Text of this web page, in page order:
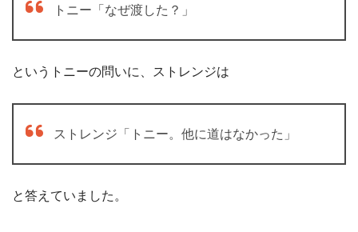
トニー「なぜ渡した？」
というトニーの問いに、ストレンジは
ストレンジ「トニー。他に道はなかった」
と答えていました。